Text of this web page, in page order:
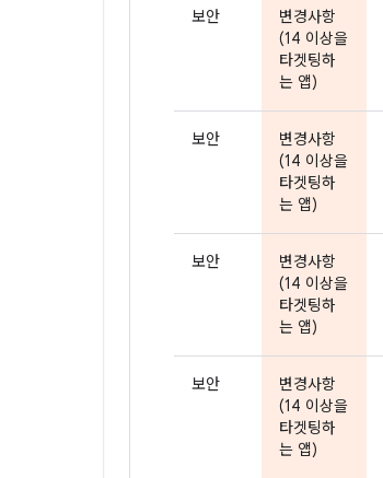
보안
변경사항
(14 이상을
타겟팅하
는 앱)
보안
변경사항
(14 이상을
타겟팅하
는 앱)
보안
변경사항
(14 이상을
타겟팅하
는 앱)
보안
변경사항
(14 이상을
타겟팅하
는 앱)